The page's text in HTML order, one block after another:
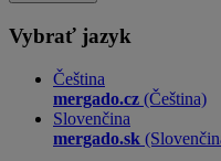
Vybrať jazyk
Čeština
mergado.cz (Čeština)
Slovenčina
mergado.sk